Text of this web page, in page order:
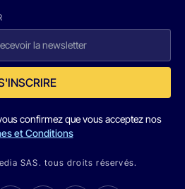
confirmez que vous acceptez nos
et Conditions
SAS. tous droits réservés.